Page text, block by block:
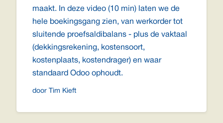
maakt. In deze video (10 min) laten we de
hele boekingsgang zien, van werkorder tot
sluitende proefsaldibalans - plus de vaktaal
(dekkingsrekening, kostensoort,
kostenplaats, kostendrager) en waar
standaard Odoo ophoudt.
door Tim Kieft